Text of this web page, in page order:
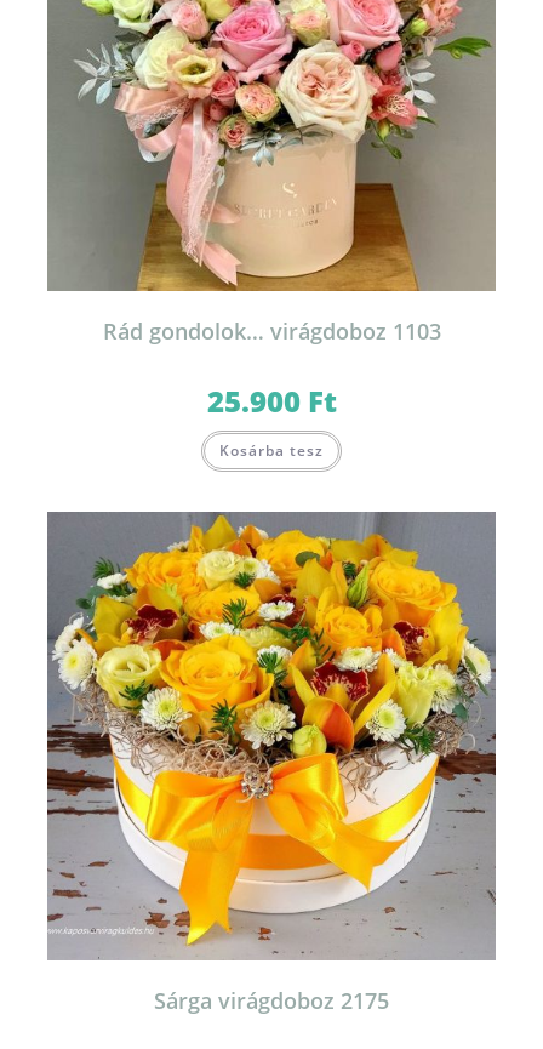
Rád gondolok… virágdoboz 1103
25.900 Ft
Kosárba tesz
Sárga virágdoboz 2175